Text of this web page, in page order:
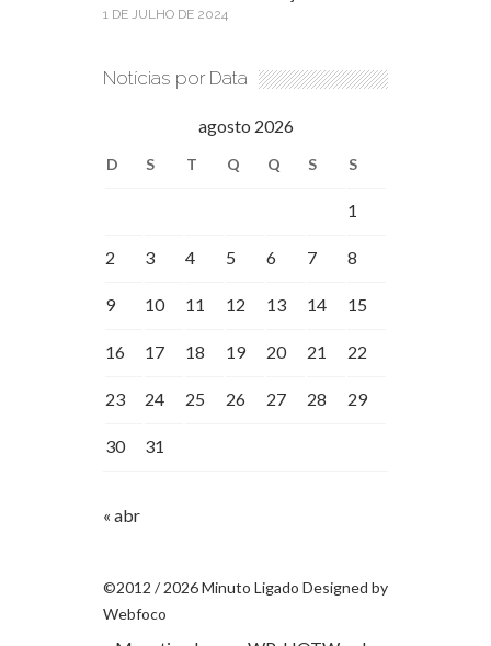
1 DE JULHO DE 2024
Notícias por Data
agosto 2026
D S T Q Q S S
1
2 3 4 5 6 7 8
9 10 11 12 13 14 15
16 17 18 19 20 21 22
23 24 25 26 27 28 29
30 31
« abr
©2012 / 2026 Minuto Ligado Designed by
Webfoco